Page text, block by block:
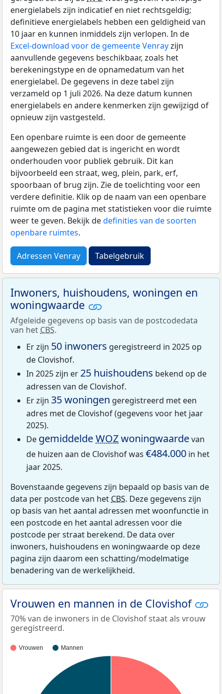
energielabels zijn indicatief en niet rechtsgeldig;
definitieve energielabels hebben een geldigheid van
10 jaar en kunnen inmiddels zijn verlopen. In de
Excel-download voor de gemeente Venrayzijn
aanvullende gegevens beschikbaar, zoals het
berekeningstype en de opnamedatum van het
energielabel. De gegevens in deze tabel zijn
verzameld op 1 juli 2026. Na deze datum kunnen
energielabels en andere kenmerken zijn gewijzigd of
opnieuw zijn vastgesteld.
Een openbare ruimte is een door de gemeente
aangewezen gebied dat is ingericht en wordt
onderhouden voor publiek gebruik. Dit kan
bijvoorbeeld een straat, weg, plein, park, erf,
spoorbaan of brug zijn. Zie de toelichting voor een
verdere definitie. Klik op de naam van een openbare
ruimte om de pagina met statistieken voor die ruimte
weer te geven. Bekijk dedefinities van de soorten
openbare ruimtes.
Adressen Venray Tabelgebruik
Inwoners, huishoudens, woningen en
woningwaarde
Afgeleide gegevens op basis van de postcodedata
van het CBS.
Er zijn 50 inwoners geregistreerd in 2025 op
de Clovishof.
In 2025 zijn er 25 huishoudens bekend op de
adressen van de Clovishof.
Er zijn 35 woningen geregistreerd met een
adres met de Clovishof (gegevens voor het jaar
2025).
De gemiddeldeWOZwoningwaardevan
de huizen aan de Clovishof was €484.000 in het
jaar 2025.
Bovenstaande gegevens zijn bepaald op basis van de
data per postcode van het CBS. Deze gegevens zijn
op basis van het aantal adressen met woonfunctie in
een postcode en het aantal adressen voor die
postcode per straat berekend. De data over
inwoners, huishoudens en woningwaarde op deze
pagina zijn daarom een schatting/modelmatige
benadering van de werkelijkheid.
Vrouwen en mannen in de Clovishof
70% van de inwoners in de Clovishof staat als vrouw
geregistreerd.
Vrouwen Mannen